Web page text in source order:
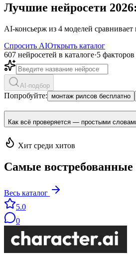
Лучшие нейросети
AI-консьерж из 4 моделей
Спросить AIОткрыть каталог
607 нейросетей в каталоге·5
AI-подбор
Попробуйте: монтаж рилсов бесплатно
Как всё проверяется — простыми
Хит среди хитов
Самые востребованные
Весь каталог
5.0
0